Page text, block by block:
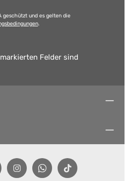
geschützt und es gelten die
.
Felder sind